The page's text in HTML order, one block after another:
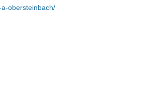
obersteinbach/